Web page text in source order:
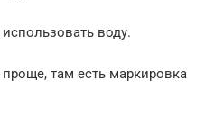
воду.
там есть маркировка